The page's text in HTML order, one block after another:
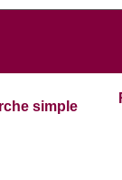
simple